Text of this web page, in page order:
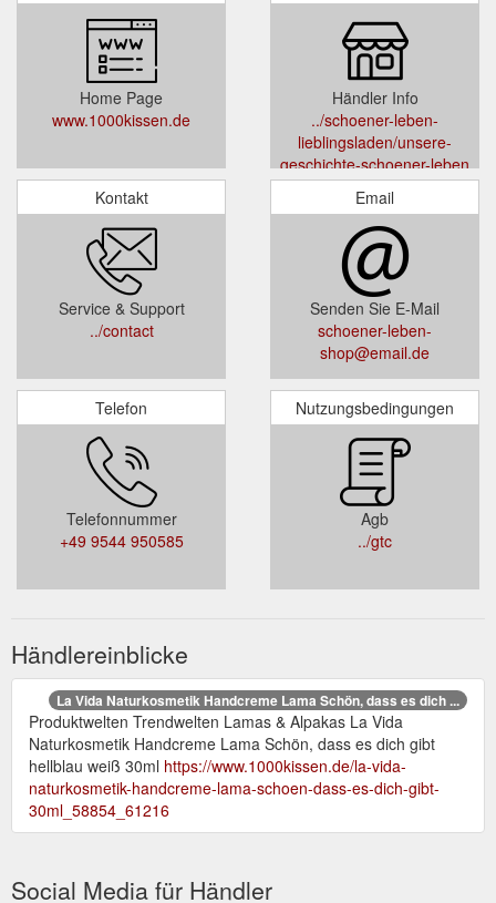
Home Page
www.1000kissen.de
Händler Info
../schoener-leben-
lieblingsladen/unsere-
geschichte-schoener-leben
Kontakt
Service & Support
../contact
Email
Senden Sie E-Mail
schoener-leben-
shop@email.de
Telefon
Telefonnummer
+49 9544 950585
Nutzungsbedingungen
Agb
../gtc
Händlereinblicke
La Vida Naturkosmetik Handcreme Lama Schön, dass es dich ...
Produktwelten Trendwelten Lamas & Alpakas La Vida
Naturkosmetik Handcreme Lama Schön, dass es dich gibt
hellblau weiß 30ml https://www.1000kissen.de/la-vida-
naturkosmetik-handcreme-lama-schoen-dass-es-dich-gibt-
30ml_58854_61216
Social Media für Händler